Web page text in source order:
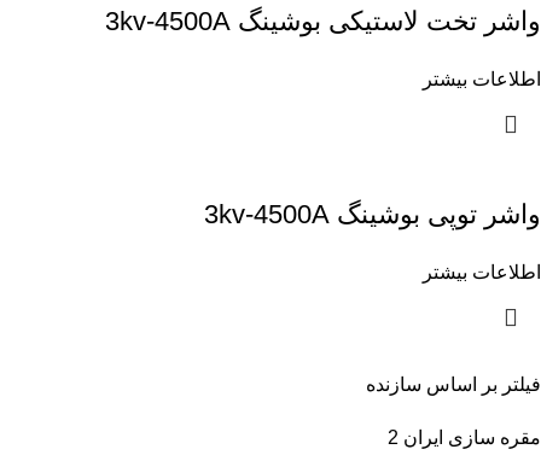
فیلتر بر اساس سازنده
مقره سازی ایران 2
واشر تخت لاستیکی بوشینگ 3kv-4500A
اطلاعات بیشتر
واشر توپی بوشینگ 3kv-4500A
اطلاعات بیشتر